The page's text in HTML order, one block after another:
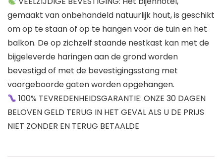
gemaakt van onbehandeld natuurlijk hout, is geschikt
om op te staan ​​of op te hangen voor de tuin en het
balkon. De op zichzelf staande nestkast kan met de
bijgeleverde haringen aan de grond worden
bevestigd of met de bevestigingsstang met
voorgeboorde gaten worden opgehangen.
100% TEVREDENHEIDSGARANTIE: ONZE 30 DAGEN
BELOVEN GELD TERUG IN HET GEVAL ALS U DE PRIJS
NIET ZONDER EN TERUG BETAALDE